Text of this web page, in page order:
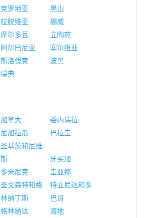
克罗地亚
黑山
拉脱维亚
挪威
摩尔多瓦
立陶宛
阿尔巴尼亚
塞尔维亚
斯洛伐克
波黑
瑞典
加拿大
委内瑞拉
尼加拉瓜 巴拉圭
圣基茨和尼维
斯
牙买加
多米尼克 圭亚那
圣文森特和格
林纳丁斯
特立尼达和多
巴哥
格林纳达 海地